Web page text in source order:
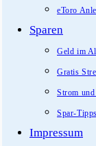
eToro
Sparen
Geld im
Gratis
Strom und
Spar-
Impressum